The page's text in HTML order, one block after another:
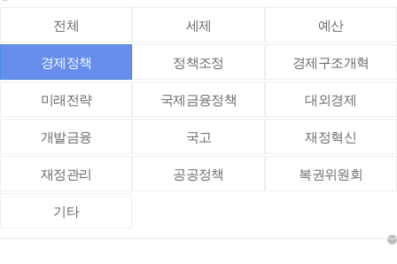
전체 세제 예산
경제정책 정책조정 경제구조개혁
미래전략 국제금융정책 대외경제
개발금융 국고 재정혁신
재정관리 공공정책 복권위원회
기타